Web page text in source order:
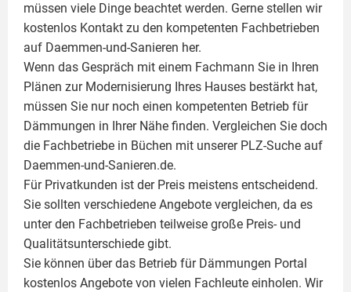
müssen viele Dinge beachtet werden. Gerne stellen wir
kostenlos Kontakt zu den kompetenten Fachbetrieben
auf Daemmen-und-Sanieren her.
Wenn das Gespräch mit einem Fachmann Sie in Ihren
Plänen zur Modernisierung Ihres Hauses bestärkt hat,
müssen Sie nur noch einen kompetenten Betrieb für
Dämmungen in Ihrer Nähe finden. Vergleichen Sie doch
die Fachbetriebe in Büchen mit unserer PLZ-Suche auf
Daemmen-und-Sanieren.de.
Für Privatkunden ist der Preis meistens entscheidend.
Sie sollten verschiedene Angebote vergleichen, da es
unter den Fachbetrieben teilweise große Preis- und
Qualitätsunterschiede gibt.
Sie können über das Betrieb für Dämmungen Portal
kostenlos Angebote von vielen Fachleute einholen. Wir